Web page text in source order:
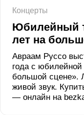
Концерты
Юбилейный
лет на
Авраам Руссо
года с
большой сцене».
живой звук.
— онлайн на